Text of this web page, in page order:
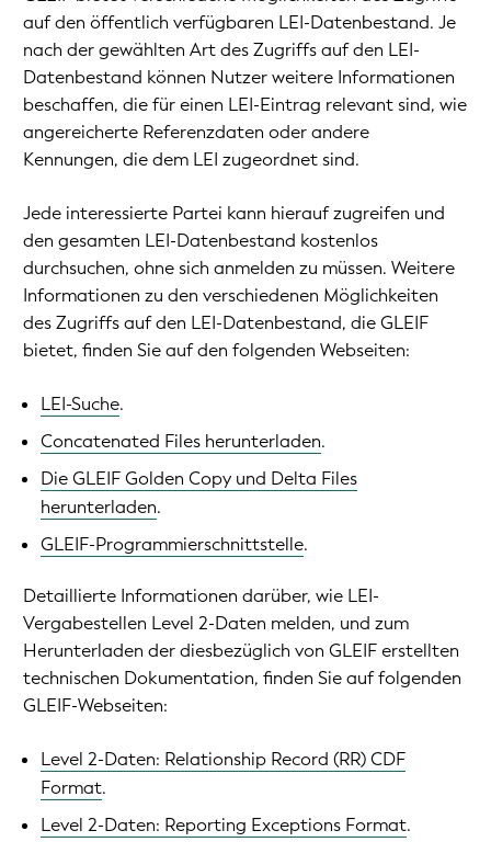
auf den öffentlich verfügbaren LEI-Datenbestand. Je
nach der gewählten Art des Zugriffs auf den LEI-
Datenbestand können Nutzer weitere Informationen
beschaffen, die für einen LEI-Eintrag relevant sind, wie
angereicherte Referenzdaten oder andere
Kennungen, die dem LEI zugeordnet sind.
Jede interessierte Partei kann hierauf zugreifen und
den gesamten LEI-Datenbestand kostenlos
durchsuchen, ohne sich anmelden zu müssen. Weitere
Informationen zu den verschiedenen Möglichkeiten
des Zugriffs auf den LEI-Datenbestand, die GLEIF
bietet, finden Sie auf den folgenden Webseiten:
LEI-Suche.
Concatenated Files herunterladen.
Die GLEIF Golden Copy und Delta Files
herunterladen.
GLEIF-Programmierschnittstelle.
Detaillierte Informationen darüber, wie LEI-
Vergabestellen Level 2-Daten melden, und zum
Herunterladen der diesbezüglich von GLEIF erstellten
technischen Dokumentation, finden Sie auf folgenden
GLEIF-Webseiten:
Level 2-Daten: Relationship Record (RR) CDF
Format.
Level 2-Daten: Reporting Exceptions Format.